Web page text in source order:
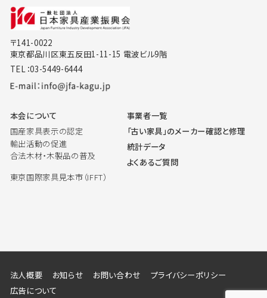
〒141-0022
東京都品川区東五反田1-11-15 電波ビル9階
TEL：03-5449-6444
本会について
国産家具表示の認定
輸出活動の促進
合法木材・木製品の普及
東京国際家具見本市（IFFT）
事業者一覧
「古い家具」のメーカー確認と修理
統計データ
よくあるご質問
法人概要 お知らせ お問い合わせ
プライバシーポリシー
広告について